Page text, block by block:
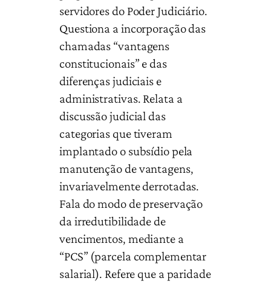
servidores do Poder Judiciário.
Questiona a incorporação das
chamadas “vantagens
constitucionais” e das
diferenças judiciais e
administrativas. Relata a
discussão judicial das
categorias que tiveram
implantado o subsídio pela
manutenção de vantagens,
invariavelmente derrotadas.
Fala do modo de preservação
da irredutibilidade de
vencimentos, mediante a
“PCS” (parcela complementar
salarial). Refere que a paridade